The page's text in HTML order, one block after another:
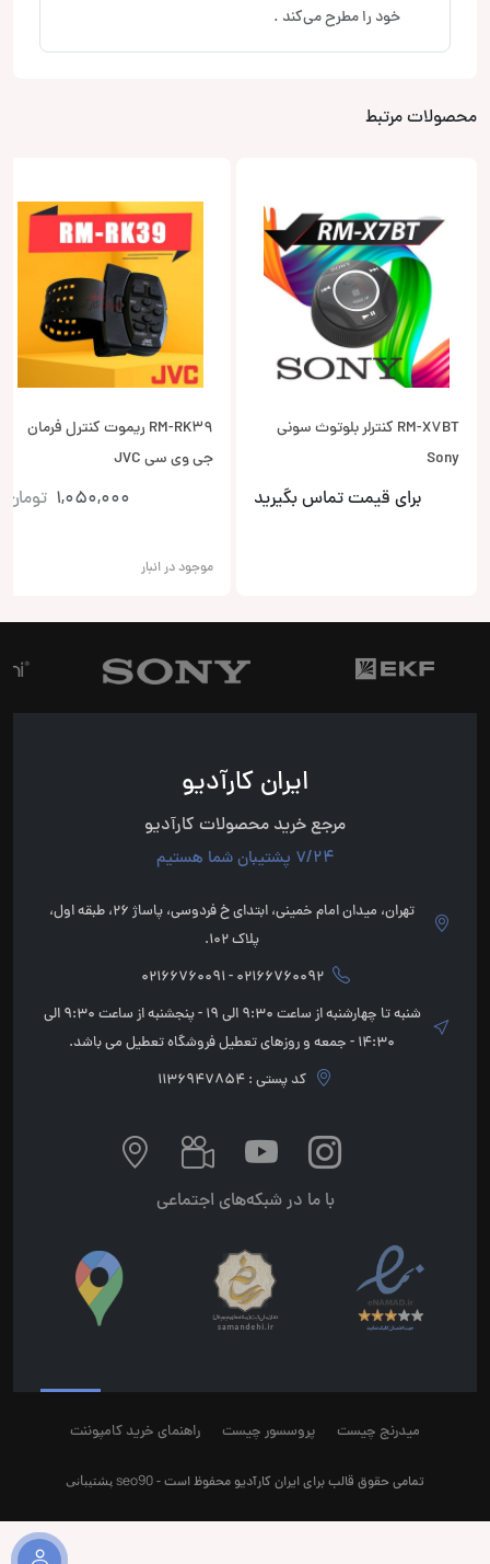
خود را مطرح می‌کند .
محصولات مرتبط
RM-X7BT کنترلر بلوتوث سونی
Sony
برای قیمت تماس بگیرید
RM-RK39 ریموت کنترل فرمان
جی وی سی JVC
1,050,000 تومان
موجود در انبار
ایران کارآدیو
مرجع خرید محصولات کارآدیو
7/24 پشتیبان شما هستیم
تهران، میدان امام خمینی، ابتدای خ فردوسی، پاساژ 26، طبقه اول،
پلاک 102.
02166760092 - 02166760091
شنبه تا چهارشنبه از ساعت 9:30 الی 19 - پنجشنبه از ساعت 9:30 الی
14:30 - جمعه و روزهای تعطیل فروشگاه تعطیل می باشد.
کد پستی : 1136947854
با ما در شبکه‌های اجتماعی
میدرنج چیست پروسسور چیست راهنمای خرید کامپوننت
تمامی حقوق قالب برای ایران کارآدیو محفوظ است -seo90پشتیبانی